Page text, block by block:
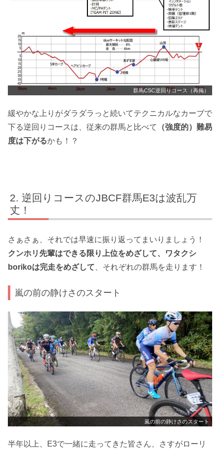
群馬CSC逆回りコース（再掲）
緩やかな上りがダラダラっと続いてテクニカルなカーブで
下る逆回りコースは、従来の群馬と比べて
（強度的）難易
度は下がるかも！？
逆回りコースのJBCF群馬E3は波乱万
丈！
さぁさぁ、それでは早速に振り返ってまいりましょう！
クンホリ先輩はできる限り上位をめざして、ワタクシ
borikoは完走をめざして 、それぞれの群馬を走ります！
嵐の前の静けさのスタート
嵐の前の静けさのスタート
半年以上、E3で一緒に走ってきた皆さん、さすがローリ